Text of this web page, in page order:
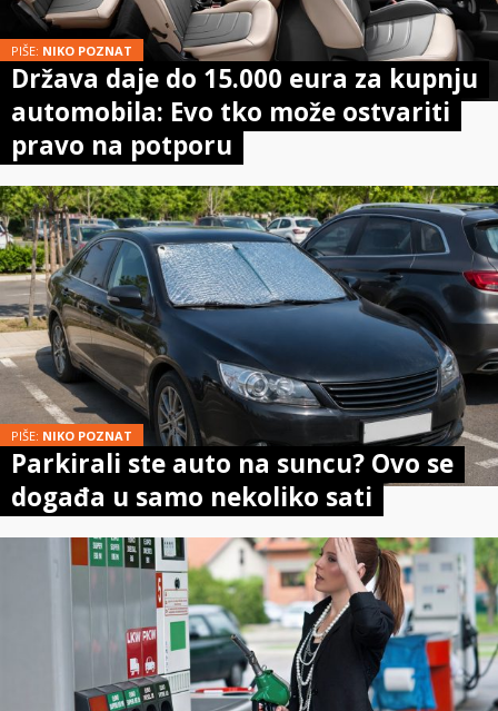
PIŠE: NIKO POZNAT
Država daje do 15.000 eura za kupnju
automobila: Evo tko može ostvariti
pravo na potporu
PIŠE: NIKO POZNAT
Parkirali ste auto na suncu? Ovo se
događa u samo nekoliko sati